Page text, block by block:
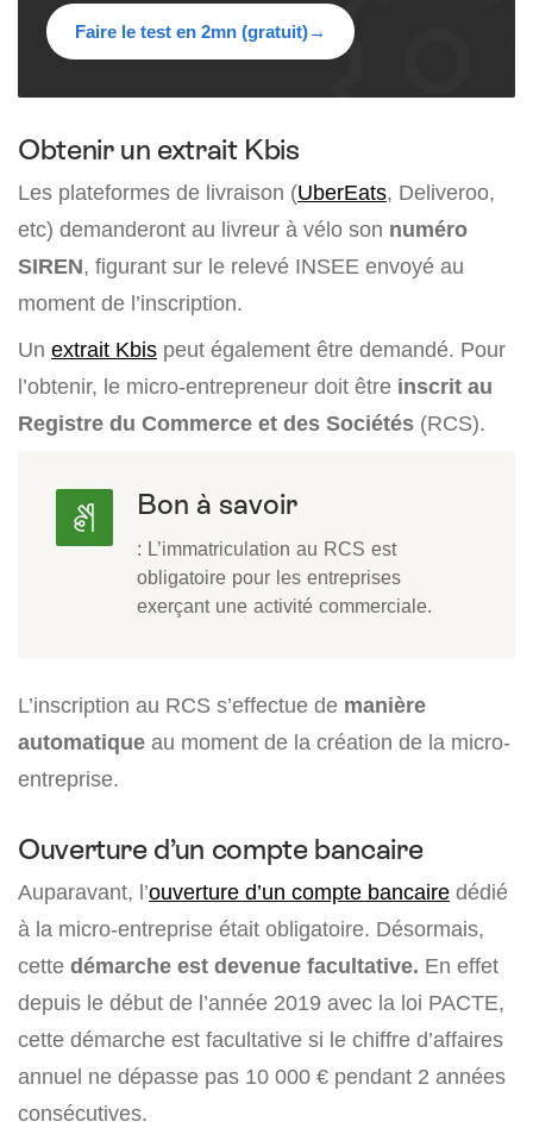
Faire le test en 2mn (gratuit)→
Obtenir un extrait Kbis
Les plateformes de livraison (UberEats, Deliveroo,
etc) demanderont au livreur à vélo son numéro
SIREN, figurant sur le relevé INSEE envoyé au
moment de l’inscription.
Un extrait Kbis peut également être demandé. Pour
l’obtenir, le micro-entrepreneur doit être inscrit au
Registre du Commerce et des Sociétés (RCS).
Bon à savoir
: L’immatriculation au RCS est
obligatoire pour les entreprises
exerçant une activité commerciale.
L’inscription au RCS s’effectue de manière
automatique au moment de la création de la micro-
entreprise.
Ouverture d’un compte bancaire
Auparavant, l’ouverture d’un compte bancaire dédié
à la micro-entreprise était obligatoire. Désormais,
cette démarche est devenue facultative. En effet
depuis le début de l’année 2019 avec la loi PACTE,
cette démarche est facultative si le chiffre d’affaires
annuel ne dépasse pas 10 000 € pendant 2 années
consécutives.